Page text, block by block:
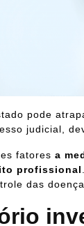
pode
judicial,
fatores a
profissional
das